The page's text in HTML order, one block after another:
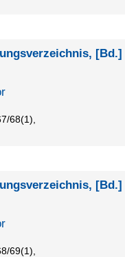
68(1)
69(1)